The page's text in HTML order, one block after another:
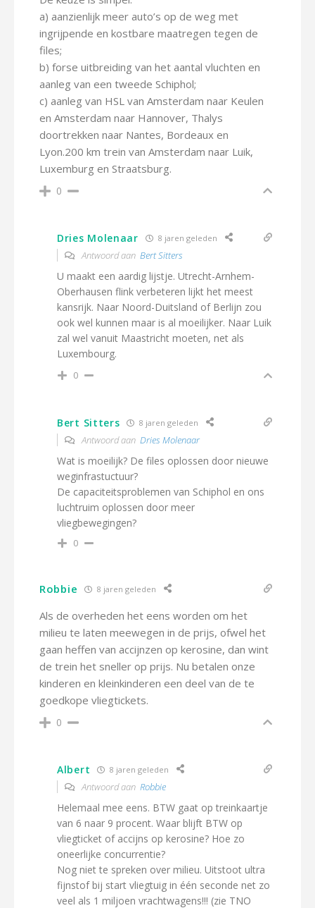
a) aanzienlijk meer auto’s op de weg met
ingrijpende en kostbare maatregen tegen de
files;
b) forse uitbreiding van het aantal vluchten en
aanleg van een tweede Schiphol;
c) aanleg van HSL van Amsterdam naar Keulen
en Amsterdam naar Hannover, Thalys
doortrekken naar Nantes, Bordeaux en
Lyon.200 km trein van Amsterdam naar Luik,
Luxemburg en Straatsburg.
0
Dries Molenaar 8 jaren geleden
Antwoord aan Bert Sitters
U maakt een aardig lijstje. Utrecht-Arnhem-
Oberhausen flink verbeteren lijkt het meest
kansrijk. Naar Noord-Duitsland of Berlijn zou
ook wel kunnen maar is al moeilijker. Naar Luik
zal wel vanuit Maastricht moeten, net als
Luxembourg.
0
Bert Sitters 8 jaren geleden
Antwoord aan Dries Molenaar
Wat is moeilijk? De files oplossen door nieuwe
weginfrastuctuur?
De capaciteitsproblemen van Schiphol en ons
luchtruim oplossen door meer
vliegbewegingen?
0
Robbie 8 jaren geleden
Als de overheden het eens worden om het
milieu te laten meewegen in de prijs, ofwel het
gaan heffen van accijnzen op kerosine, dan wint
de trein het sneller op prijs. Nu betalen onze
kinderen en kleinkinderen een deel van de te
goedkope vliegtickets.
0
Albert 8 jaren geleden
Antwoord aan Robbie
Helemaal mee eens. BTW gaat op treinkaartje
van 6 naar 9 procent. Waar blijft BTW op
vliegticket of accijns op kerosine? Hoe zo
oneerlijke concurrentie?
Nog niet te spreken over milieu. Uitstoot ultra
fijnstof bij start vliegtuig in één seconde net zo
veel als 1 miljoen vrachtwagens!!! (zie TNO